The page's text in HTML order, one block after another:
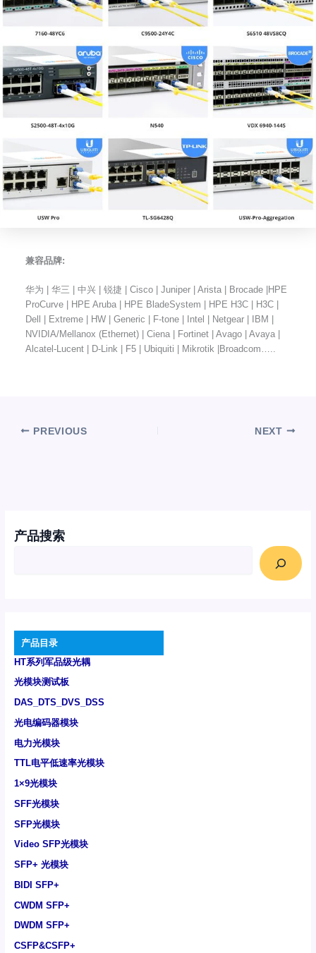
产品搜索
产品目录
HT系列军品级光耦
光模块测试板
DAS_DTS_DVS_DSS
光电编码器模块
电力光模块
TTL电平低速率光模块
1×9光模块
SFF光模块
SFP光模块
Video SFP光模块
SFP+ 光模块
BIDI SFP+
CWDM SFP+
DWDM SFP+
CSFP&CSFP+
兼容品牌:
华为 | 华三 | 中兴 | 锐捷 | Cisco | Juniper | Arista | Brocade |HPE
ProCurve | HPE Aruba | HPE BladeSystem | HPE H3C | H3C |
Dell | Extreme | HW | Generic | F-tone | Intel | Netgear | IBM |
NVIDIA/Mellanox (Ethernet) | Ciena | Fortinet | Avago | Avaya |
Alcatel-Lucent | D-Link | F5 | Ubiquiti | Mikrotik |Broadcom…..
PREVIOUS NEXT